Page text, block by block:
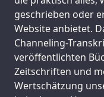
geschrieben oder
Website anbietet.
Channeling-
veröffentlichten
Zeitschriften und
Wertschätzung